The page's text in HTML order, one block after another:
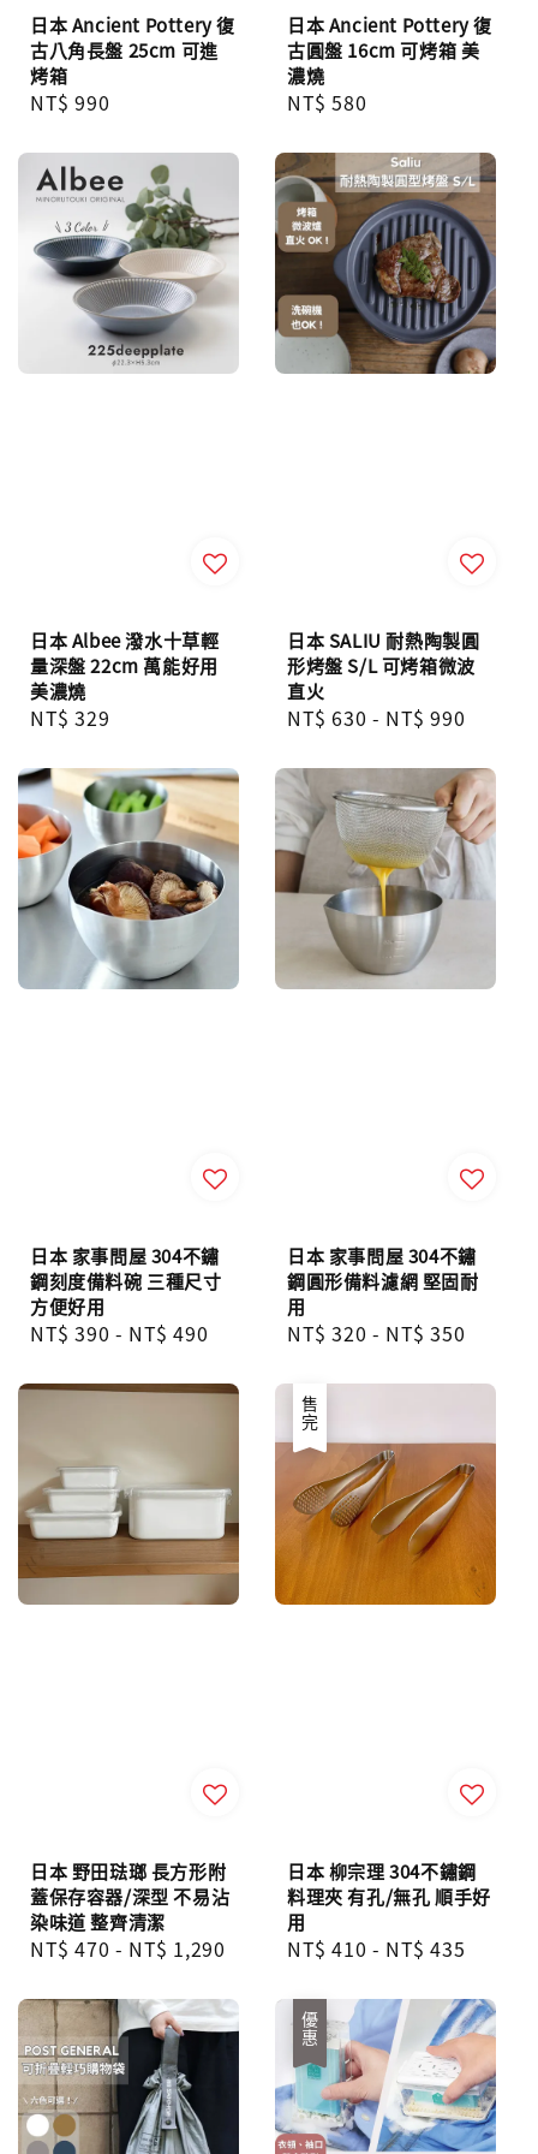
日本 Ancient Pottery 復
古八角長盤 25cm 可進
烤箱
Regular
NT$ 990
日本 Ancient Pottery 復
古圓盤 16cm 可烤箱 美
濃燒
Regular
NT$ 580
日本 Albee 潑水十草輕
量深盤 22cm 萬能好用
美濃燒
Regular
NT$ 329
日本 SALIU 耐熱陶製圓
形烤盤 S/L 可烤箱微波
直火
Regular
NT$ 630 - NT$ 990
日本 家事問屋 304不鏽
鋼刻度備料碗 三種尺寸
方便好用
Regular
NT$ 390 - NT$ 490
日本 家事問屋 304不鏽
鋼圓形備料濾網 堅固耐
用
Regular
NT$ 320 - NT$ 350
日本 野田琺瑯 長方形附
蓋保存容器/深型 不易沾
染味道 整齊清潔
Regular
NT$ 470 - NT$ 1,290
售完
日本 柳宗理 304不鏽鋼
料理夾 有孔/無孔 順手好
用
Regular
NT$ 410 - NT$ 435
優惠